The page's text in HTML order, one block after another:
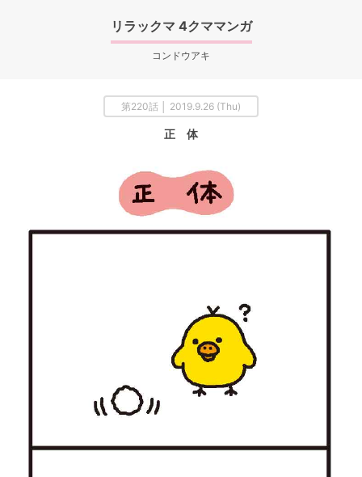
リラックマ 4クママンガ
コンドウアキ
第220話 │ 2019.9.26 (Thu)
正 体